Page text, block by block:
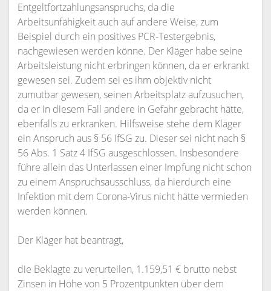
Entgeltfortzahlungsanspruchs, da die
Arbeitsunfähigkeit auch auf andere Weise, zum
Beispiel durch ein positives PCR-Testergebnis,
nachgewiesen werden könne. Der Kläger habe seine
Arbeitsleistung nicht erbringen können, da er erkrankt
gewesen sei. Zudem sei es ihm objektiv nicht
zumutbar gewesen, seinen Arbeitsplatz aufzusuchen,
da er in diesem Fall andere in Gefahr gebracht hätte,
ebenfalls zu erkranken. Hilfsweise stehe dem Kläger
ein Anspruch aus § 56 IfSG zu. Dieser sei nicht nach §
56 Abs. 1 Satz 4 IfSG ausgeschlossen. Insbesondere
führe allein das Unterlassen einer Impfung nicht schon
zu einem Anspruchsausschluss, da hierdurch eine
Infektion mit dem Corona-Virus nicht hätte vermieden
werden können.
Der Kläger hat beantragt,
die Beklagte zu verurteilen, 1.159,51 € brutto nebst
Zinsen in Höhe von 5 Prozentpunkten über dem